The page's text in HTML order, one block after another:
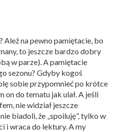
na pewno pamiętacie, bo
to jeszcze bardzo dobry
w parze). A pamiętacie
sezonu? Gdyby kogoś
sobie przypomnieć po krótce
on do tematu jak ulał. A jeśli
nie widział jeszcze
biadoli, że „spoiluję”, tylko w
i wraca do lektury. A my